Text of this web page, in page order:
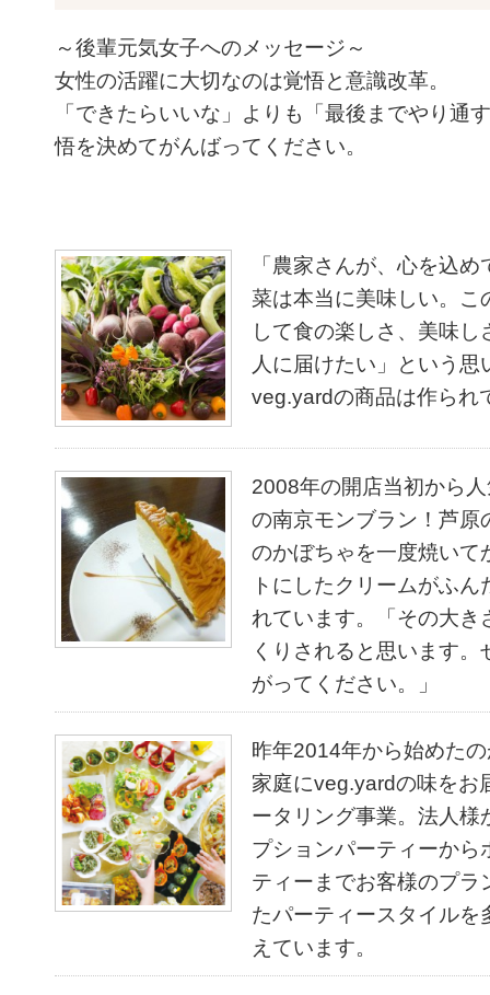
～後輩元気女子へのメッセージ～
女性の活躍に大切なのは覚悟と意識改革。
「できたらいいな」よりも「最後までやり通
悟を決めてがんばってください。
「農家さんが、心を込め
菜は本当に美味しい。こ
して食の楽しさ、美味し
人に届けたい」という思
veg.yardの商品は作られ
2008年の開店当初から
の南京モンブラン！芦原
のかぼちゃを一度焼いて
トにしたクリームがふん
れています。「その大き
くりされると思います。
がってください。」
昨年2014年から始めた
家庭にveg.yardの味をお
ータリング事業。法人様
プションパーティーから
ティーまでお客様のプラ
たパーティースタイルを
えています。